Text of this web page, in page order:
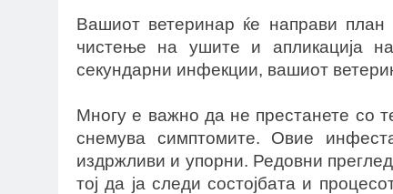
Вашиот ветеринар ќе направи
чистење на ушите и апликација
секундарни инфекции, вашиот
Многу е важно да не престанете со
снемува симптомите. Овие
издржливи и упорни. Редовни
тој да ја следи состојбата и